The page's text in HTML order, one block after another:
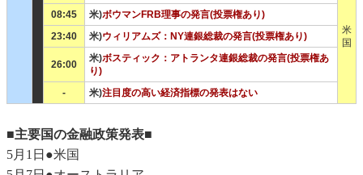
米
国
08:45 米)ボウマンFRB理事の発言(投票権あり)
23:40
米)ウィリアムズ：NY連銀総裁の発言(投票権あり)
26:00
米)ボスティック：アトランタ連銀総裁の発言(投票権あ
り)
-
米)注目度の高い経済指標の発表はない
■主要国の金融政策発表■
5月1日●米国